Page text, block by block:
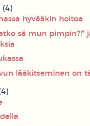
(4)
hyvääkin hoitoa
sä mun pimpin?!"
lääkitseminen on